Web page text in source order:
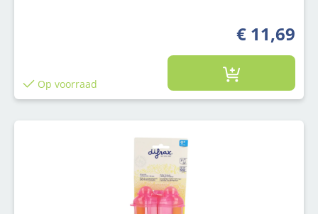
€ 11,69
Op voorraad